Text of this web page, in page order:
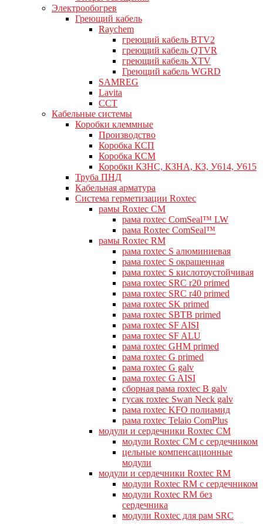
Электрообогрев
Греющий кабель
Raychem
греющий кабель BTV2
греющий кабель QTVR
греющий кабель XTV
Греющий кабель WGRD
SAMREG
Lavita
CCT
Кабельные системы
Коробки клеммные
Производство
Коробка КСП
Коробка КСМ
Коробки КЗНС, КЗНА, КЗ, У614, У615
Труба ПНД
Кабельная арматура
Система герметизации Roxtec
рамы Roxtec CM
рама roxtec ComSeal™ LW
рама Roxtec ComSeal™
рамы Roxtec RM
рама roxtec S алюминиевая
рама roxtec S окрашенная
рама roxtec S кислотоустойчивая
рама roxtec SRC r20 primed
рама roxtec SRC r40 primed
рама roxtec SK primed
рама roxtec SBTB primed
рама roxtec SF AISI
рама roxtec SF ALU
рама roxtec GHM primed
рама roxtec G primed
рама roxtec G galv
рама roxtec G AISI
сборная рама roxtec B galv
гусак roxtec Swan Neck galv
рама roxtec KFO полиамид
рама roxtec Telaio ComPlus
модули и сердечники Roxtec CM
модули Roxtec CM с сердечником
цельные компенсационные
модули
модули и сердечники Roxtec RM
модули Roxtec RM с сердечником
модули Roxtec RM без
сердечника
модули Roxtec для рам SRC